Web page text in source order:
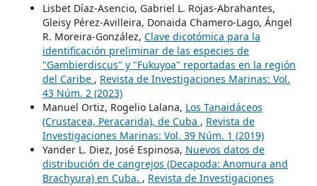
Lisbet Díaz-Asencio, Gabriel L. Rojas-Abrahantes,
Gleisy Pérez-Avilleira, Donaida Chamero-Lago, Ángel
R. Moreira-González, Clave dicotómica para la
identificación preliminar de las especies de
"Gambierdiscus" y "Fukuyoa" reportadas en la región
del Caribe , Revista de Investigaciones Marinas: Vol.
43 Núm. 2 (2023)
Manuel Ortiz, Rogelio Lalana, Los Tanaidáceos
(Crustacea, Peracarida), de Cuba , Revista de
Investigaciones Marinas: Vol. 39 Núm. 1 (2019)
Yander L. Diez, José Espinosa, Nuevos datos de
distribución de cangrejos (Decapoda: Anomura and
Brachyura) en Cuba. , Revista de Investigaciones